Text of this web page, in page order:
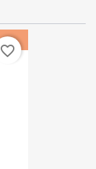
favorite_border